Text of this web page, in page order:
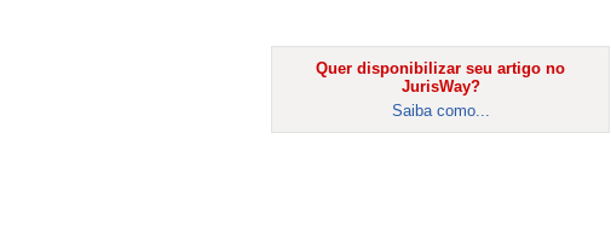
Quer disponibilizar seu artigo no
JurisWay?
Saiba como...